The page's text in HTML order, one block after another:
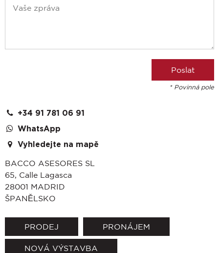
* Povinná pole
+34 91 781 06 91
WhatsApp
Vyhledejte na mapě
BACCO ASESORES SL
65, Calle Lagasca
28001 MADRID
ŠPANĚLSKO
PRODEJ PRONÁJEM
NOVÁ VÝSTAVBA